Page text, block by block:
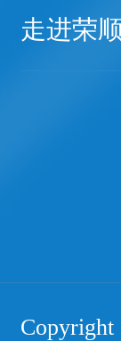
走进荣